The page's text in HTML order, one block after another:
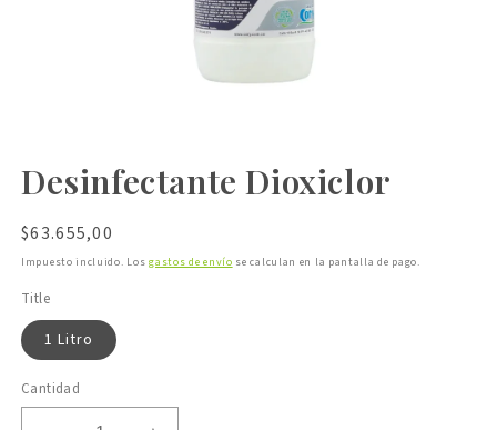
Desinfectante Dioxiclor
Precio
habitual
$63.655,00
Impuesto incluido. Losgastos de envío se calculan en la pantalla de pago.
Title
1 Litro
Cantidad